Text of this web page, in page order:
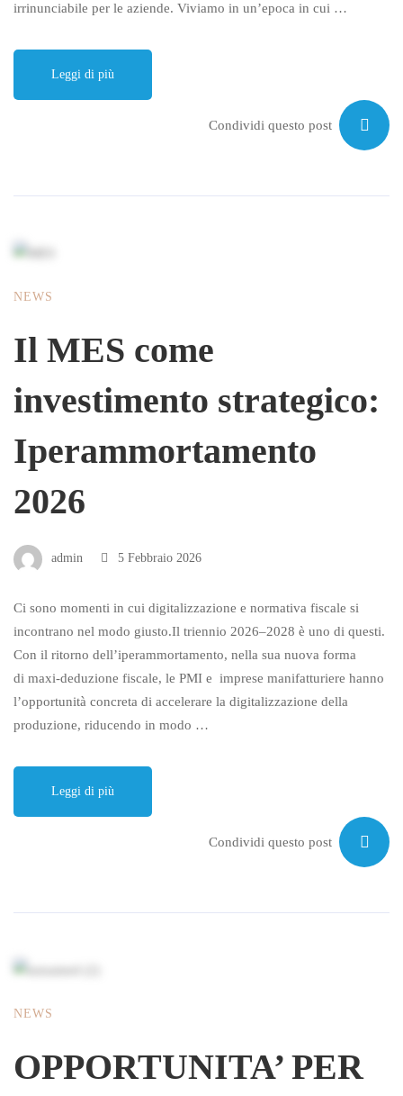
irrinunciabile per le aziende. Viviamo in un’epoca in cui …
Leggi di più
Condividi questo post
NEWS
Il MES come
investimento strategico:
Iperammortamento
2026
admin 5 Febbraio 2026
Ci sono momenti in cui digitalizzazione e normativa fiscale si
incontrano nel modo giusto.Il triennio 2026–2028 è uno di questi.
Con il ritorno dell’iperammortamento, nella sua nuova forma
di maxi-deduzione fiscale, le PMI e imprese manifatturiere hanno
l’opportunità concreta di accelerare la digitalizzazione della
produzione, riducendo in modo …
Leggi di più
Condividi questo post
NEWS
OPPORTUNITA’ PER